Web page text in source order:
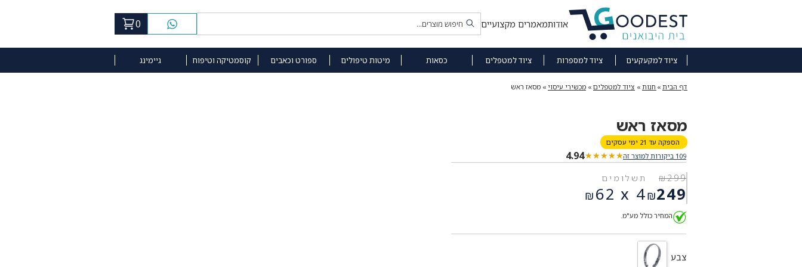
אודותמאמרים מקצועיים 0
ציוד למקעקעים ציוד למספרות ציוד למטפלים כסאות מיטות טיפולים ספורט וכאבים קוסמטיקה וטיפוח גיימינג
דף הבית» חנות » ציוד למטפלים» מכשירי עיסוי » מסאז ראש
מסאז ראש
הספקה עד 21 ימי עסקים
109 ביקורות למוצר זה
★★★★★
★★★★★
4.94
₪299
המחיר
המקורי
היה:
₪299.
₪249
המחיר
הנוכחי
הוא:
תשלומים
4 x
₪62
המחיר כולל מע"מ.
צבע